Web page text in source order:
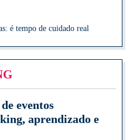
é tempo de cuidado real
eventos
aprendizado e